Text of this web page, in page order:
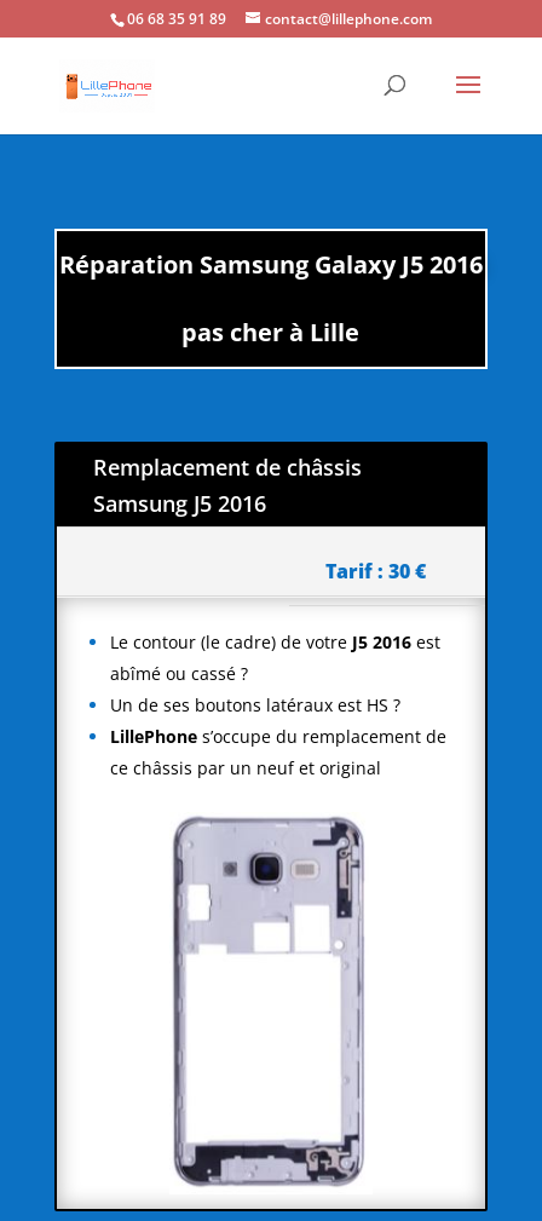
06 68 35 91 89 contact@lillephone.com
Réparation Samsung Galaxy J5 2016
pas cher à Lille
Remplacement de châssis
Samsung J5 2016
Tarif : 30 €
Le contour (le cadre) de votre J5 2016est
abîmé ou cassé ?
Un de ses boutons latéraux est HS ?
LillePhones’occupe du remplacement de
ce châssis par un neuf et original